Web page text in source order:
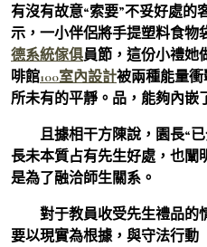
有沒有故意“索要”不妥好處的
示，一小伴侶將手提塑料食物
德系統傢俱員節，這份小禮她
啡館100室內設計被兩種能量
所未有的平靜。品，能夠內嵌
且據相干方陳說，園長“
長未本質占有先生好處，也闡
是為了融洽師生關系。
對于教員收受先生禮品的
要以現實為根據，與守法行動